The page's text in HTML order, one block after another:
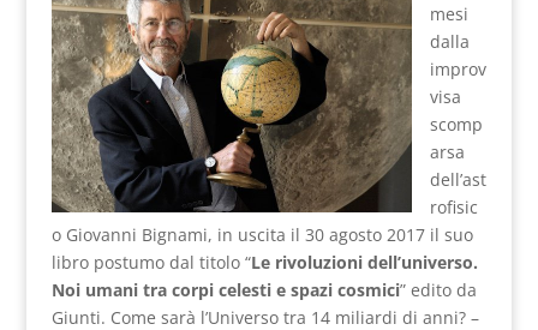
mesi
dalla
improv
visa
scomp
arsa
dell’ast
rofisic
o Giovanni Bignami, in uscita il 30 agosto 2017 il suo
libro postumo dal titolo “Le rivoluzioni dell’universo.
Noi umani tra corpi celesti e spazi cosmici” edito da
Giunti. Come sarà l’Universo tra 14 miliardi di anni? –